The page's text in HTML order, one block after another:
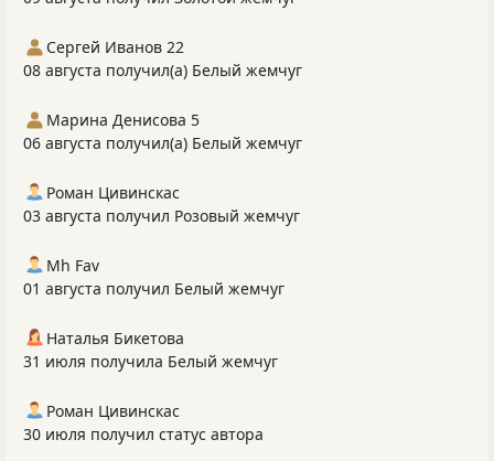
Сергей Иванов 22
08 августа получил(а) Белый жемчуг
Марина Денисова 5
06 августа получил(а) Белый жемчуг
Роман Цивинскас
03 августа получил Розовый жемчуг
Mh Fav
01 августа получил Белый жемчуг
Наталья Бикетова
31 июля получила Белый жемчуг
Роман Цивинскас
30 июля получил статус автора